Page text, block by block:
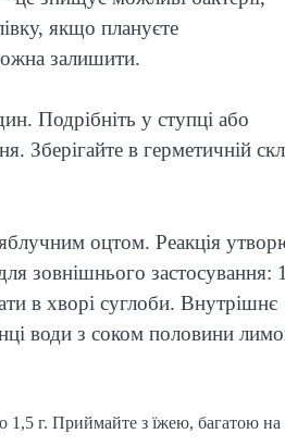
якщо плануєте
залишити.
Подрібніть у ступці або
в герметичній
оцтом. Реакція
зовнішнього застосування:
в хворі суглоби. Внутрішнє
води з соком половини
1,5 г. Приймайте з їжею, багатою на